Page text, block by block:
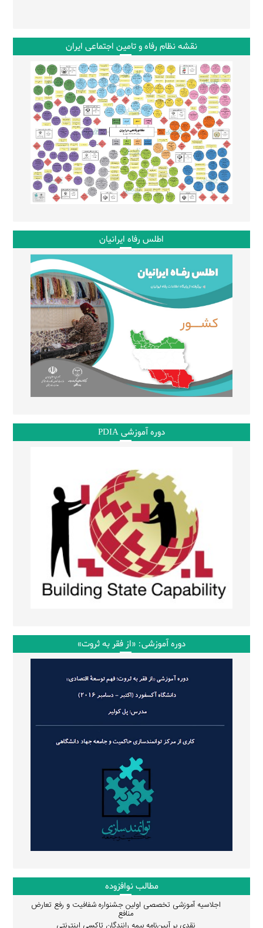
نقشه نظام رفاه و تامین اجتماعی ایران
اطلس رفاه ایرانیان
دوره آموزشی PDIA
دوره آموزشی: «از فقر به ثروت»
مطالب نوافزوده
اجلاسیه آموزشی تخصصی اولین جشنواره شفافیت و رفع تعارض
منافع